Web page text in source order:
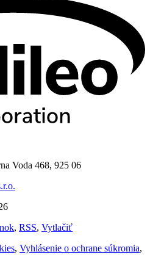
Voda 468, 925 06
, RSS, Vytlačiť
, Vyhlásenie o ochrane súkromia,